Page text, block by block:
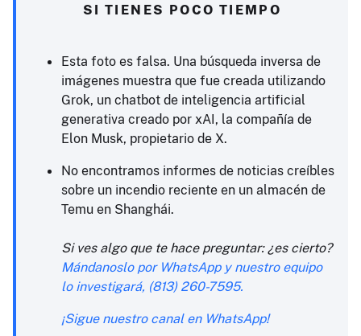
SI TIENES POCO TIEMPO
Esta foto es falsa. Una búsqueda inversa de
imágenes muestra que fue creada utilizando
Grok, un chatbot de inteligencia artificial
generativa creado por xAI, la compañía de
Elon Musk, propietario de X.
No encontramos informes de noticias creíbles
sobre un incendio reciente en un almacén de
Temu en Shanghái.
Si ves algo que te hace preguntar: ¿es cierto?
Mándanoslo por WhatsApp y nuestro equipo
lo investigará, (813) 260-7595.
¡Sigue nuestro canal en WhatsApp!